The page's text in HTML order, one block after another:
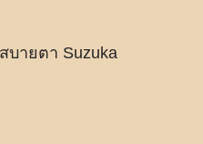
ายตา Suzuka